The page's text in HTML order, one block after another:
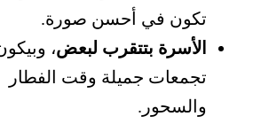
تكون في أحسن صورة.
الأسرة بتتقرب لبعض،
تجمعات جميلة وقت الفطار
والسحور.